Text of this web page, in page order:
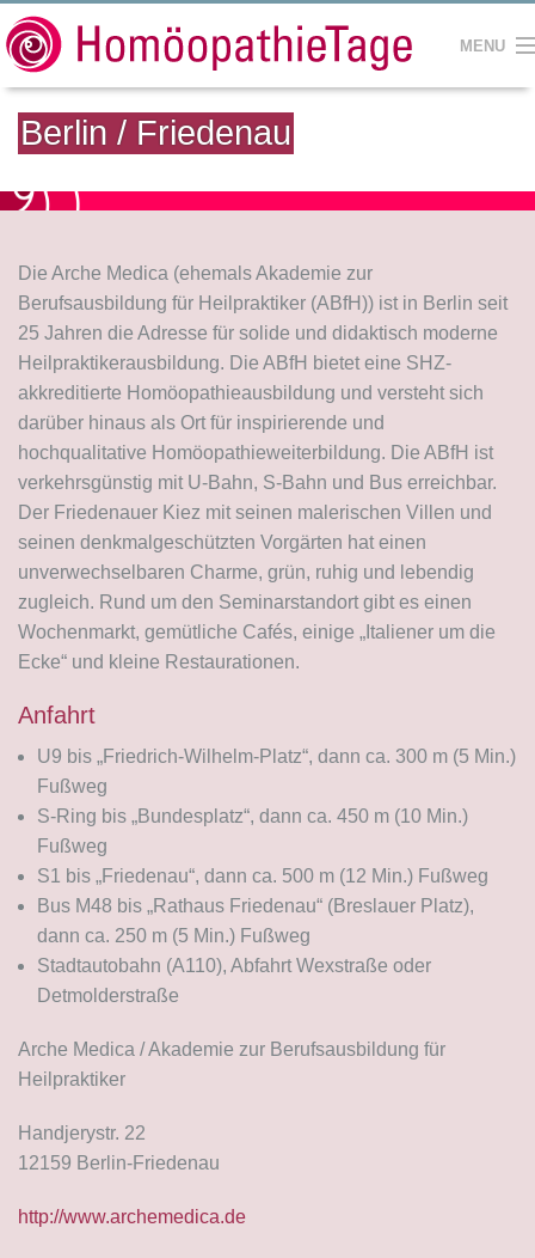
MENU
HOME
SEMINARHÄUSER
KONTAKT
IMPRESSUM
Berlin / Friedenau
Die Arche Medica (ehemals Akademie zur
Berufsausbildung für Heilpraktiker (ABfH)) ist in Berlin seit
25 Jahren die Adresse für solide und didaktisch moderne
Heilpraktikerausbildung. Die ABfH bietet eine SHZ-
akkreditierte Homöopathieausbildung und versteht sich
darüber hinaus als Ort für inspirierende und
hochqualitative Homöopathieweiterbildung. Die ABfH ist
verkehrsgünstig mit U-Bahn, S-Bahn und Bus erreichbar.
Der Friedenauer Kiez mit seinen malerischen Villen und
seinen denkmalgeschützten Vorgärten hat einen
unverwechselbaren Charme, grün, ruhig und lebendig
zugleich. Rund um den Seminarstandort gibt es einen
Wochenmarkt, gemütliche Cafés, einige „Italiener um die
Ecke“ und kleine Restaurationen.
Anfahrt
U9 bis „Friedrich-Wilhelm-Platz“, dann ca. 300 m (5 Min.)
Fußweg
S-Ring bis „Bundesplatz“, dann ca. 450 m (10 Min.)
Fußweg
S1 bis „Friedenau“, dann ca. 500 m (12 Min.) Fußweg
Bus M48 bis „Rathaus Friedenau“ (Breslauer Platz),
dann ca. 250 m (5 Min.) Fußweg
Stadtautobahn (A110), Abfahrt Wexstraße oder
Detmolderstraße
Arche Medica / Akademie zur Berufsausbildung für
Heilpraktiker
Handjerystr. 22
12159 Berlin-Friedenau
http://www.archemedica.de